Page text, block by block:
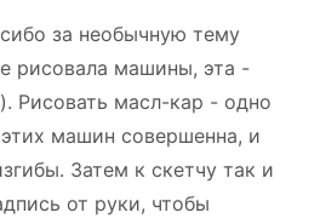
за необычную тему
рисовала машины, эта -
Рисовать масл-кар - одно
машин совершенна, и
Затем к скетчу так и
от руки, чтобы